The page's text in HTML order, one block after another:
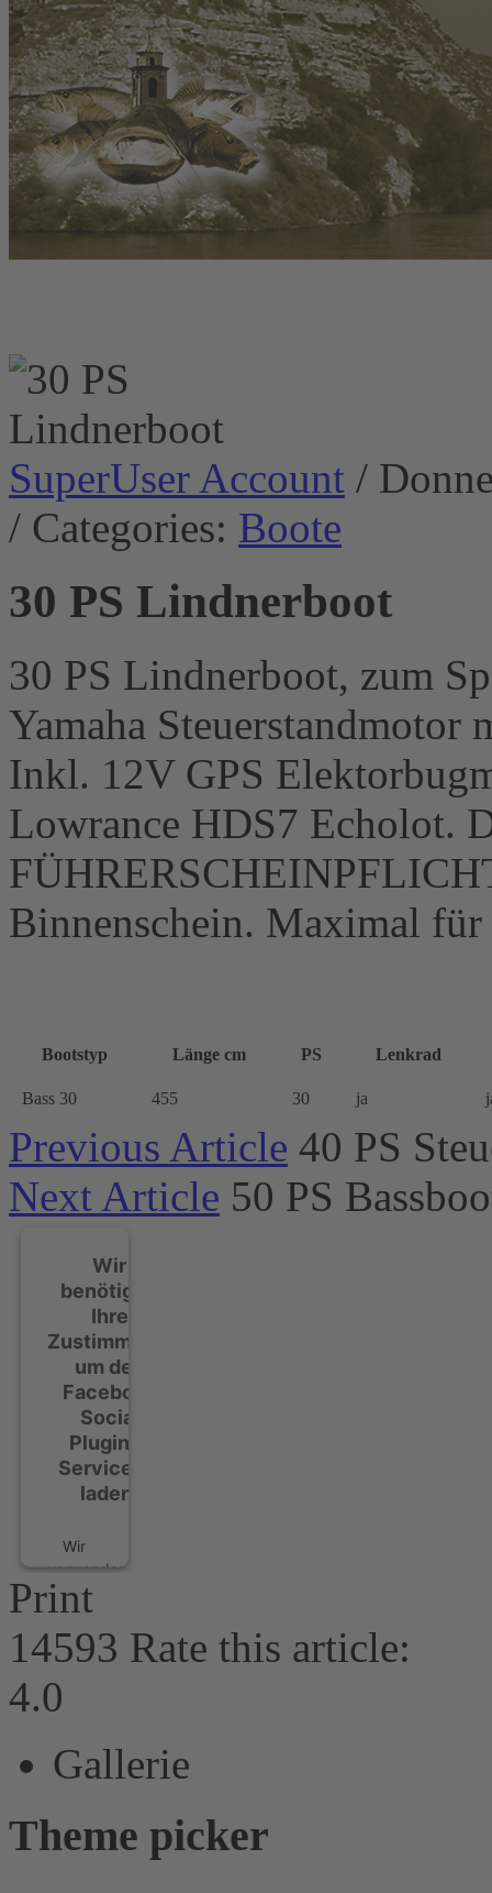
SuperUser Account /
/ Categories: Boote
30 PS Lindnerboot
30 PS Lindnerboot, zum
Yamaha
Inkl. 12V GPS
Lowrance HDS7 Echolot.
Binnenschein. Maximal für
Bootstyp Länge cm PS Lenkrad
Bass 30 455 30 ja
Previous Article 40 PS
Next Article 50 PS
Wir
benötigen
Ihre
Zustimmung,
um den
Facebook
Social
Plugins-
Service zu
laden!
Wir
verwenden
Facebook
Social
Plugins,
um
Inhalte
einzubetten.
Service
kann
Ihren
Print
14593 Rate this article:
4.0
Gallerie
Theme picker